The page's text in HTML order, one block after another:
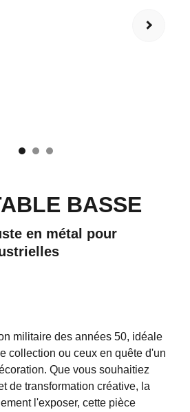
BASSE
en métal pour
militaire des années 50, idéale
collection ou ceux en quête d'un
Que vous souhaitiez
de transformation créative, la
l'exposer, cette pièce